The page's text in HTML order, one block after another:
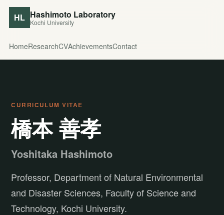
HL Hashimoto Laboratory
Kochi University
HomeResearchCVAchievementsContact
CURRICULUM VITAE
橋本 善孝
Yoshitaka Hashimoto
Professor, Department of Natural Environmental
and Disaster Sciences, Faculty of Science and
Technology, Kochi University.